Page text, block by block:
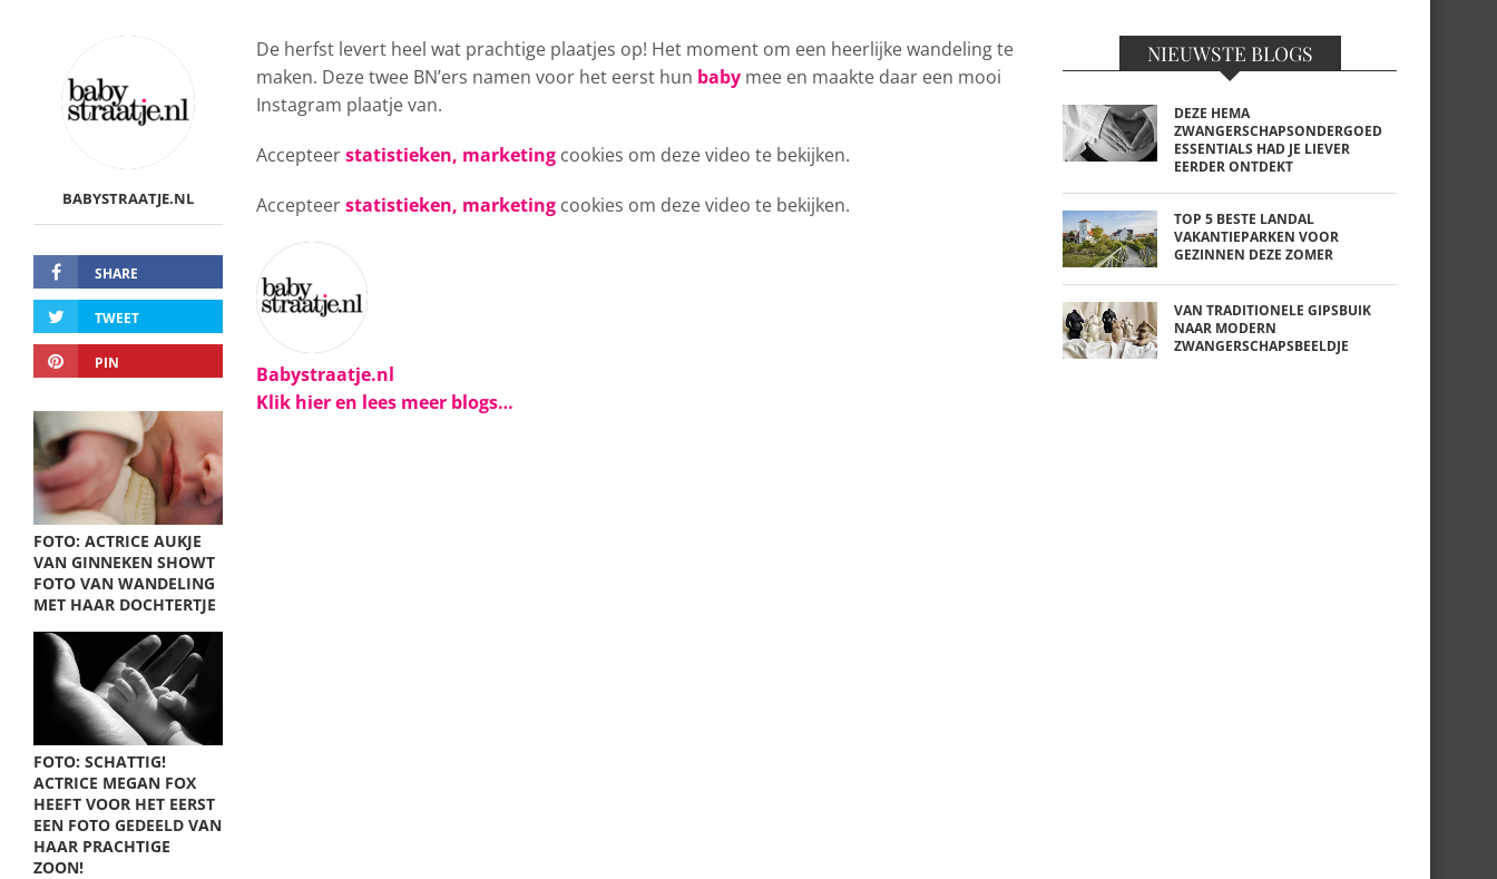
BABYSTRAATJE.NL
SHARE
TWEET
PIN
FOTO: ACTRICE AUKJE
VAN GINNEKEN SHOWT
FOTO VAN WANDELING
MET HAAR DOCHTERTJE
FOTO: SCHATTIG!
ACTRICE MEGAN FOX
HEEFT VOOR HET EERST
EEN FOTO GEDEELD VAN
HAAR PRACHTIGE
ZOON!
De herfst levert heel wat prachtige plaatjes op! Het moment om een heerlijke wandeling te
maken. Deze twee BN’ers namen voor het eerst hun baby mee en maakte daar een mooi
Instagram plaatje van.
Accepteerstatistieken, marketing cookies om deze video te bekijken.
Accepteerstatistieken, marketing cookies om deze video te bekijken.
Babystraatje.nl
Klik hier en lees meer blogs…
NIEUWSTE BLOGS
DEZE HEMA
ZWANGERSCHAPSONDERGOED
ESSENTIALS HAD JE LIEVER
EERDER ONTDEKT
TOP 5 BESTE LANDAL
VAKANTIEPARKEN VOOR
GEZINNEN DEZE ZOMER
VAN TRADITIONELE GIPSBUIK
NAAR MODERN
ZWANGERSCHAPSBEELDJE